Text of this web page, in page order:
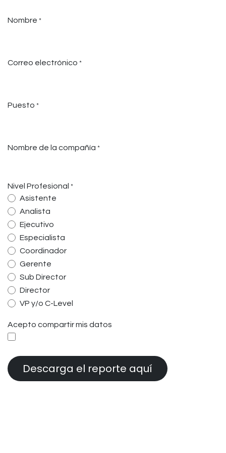
Nombre *
Correo electrónico *
Puesto *
Nombre de la compañía *
Nivel Profesional *
Asistente
Analista
Ejecutivo
Especialista
Coordinador
Gerente
Sub Director
Director
VP y/o C-Level
Acepto compartir mis datos
Descarga el reporte aquí